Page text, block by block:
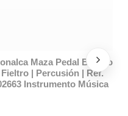
Bellota Cromo Tubo
Tom | 3.9cm Entre
Santafe SJ19030